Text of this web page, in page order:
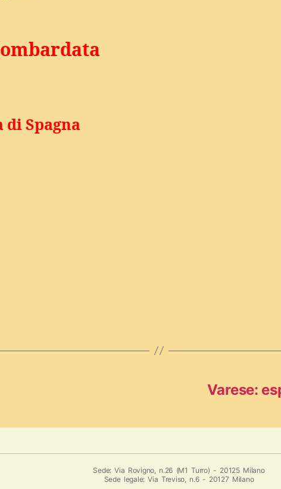
di Spagna
Varese:
Sede: Via Rovigno, n.26 (M1 Turro) - 20125 Milano
Sede legale: Via Treviso, n.6 - 20127 Milano